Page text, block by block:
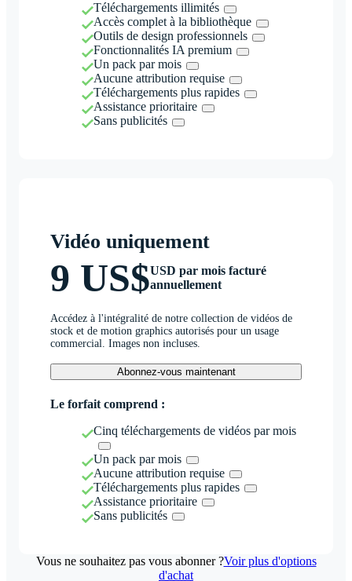
Téléchargements illimités
Accès complet à la bibliothèque
Outils de design professionnels
Fonctionnalités IA premium
Un pack par mois
Aucune attribution requise
Téléchargements plus rapides
Assistance prioritaire
Sans publicités
Vidéo uniquement
9 US$USD par mois facturé
annuellement
Accédez à l'intégralité de notre collection de vidéos de
stock et de motion graphics autorisés pour un usage
commercial. Images non incluses.
Abonnez-vous maintenant
Le forfait comprend :
Cinq téléchargements de vidéos par mois
Un pack par mois
Aucune attribution requise
Téléchargements plus rapides
Assistance prioritaire
Sans publicités
Vous ne souhaitez pas vous abonner ?Voir plus d'options
d'achat